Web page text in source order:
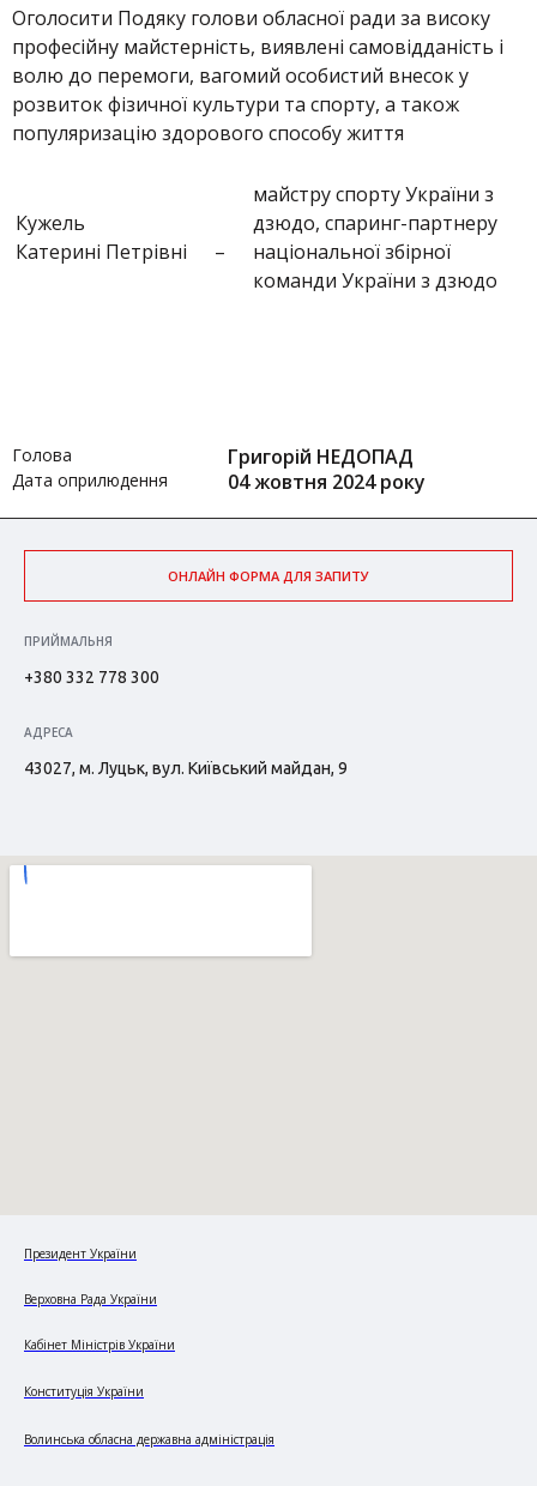
Оголосити Подяку голови обласної ради за високу
професійну майстерність, виявлені самовідданість і
волю до перемоги, вагомий особистий внесок у
розвиток фізичної культури та спорту, а також
популяризацію здорового способу життя
Кужель
Катерині Петрівні
–
майстру спорту України з
дзюдо, спаринг-партнеру
національної збірної
команди України з дзюдо
Голова Григорій НЕДОПАД
Дата оприлюдення 04 жовтня 2024 року
ОНЛАЙН ФОРМА ДЛЯ ЗАПИТУ
ПРИЙМАЛЬНЯ
+380 332 778 300
АДРЕСА
43027, м. Луцьк, вул. Київський майдан, 9
Президент України
Верховна Рада України
Кабінет Міністрів України
Конституція України
Волинська обласна державна адміністрація